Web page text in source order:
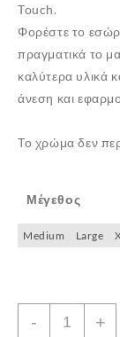
Touch.
Φορέστε το
πραγματικά το
καλύτερα υλικά
άνεση και
Το χρώμα δεν
Μέγεθος
Medium Large
-
Velvet
+